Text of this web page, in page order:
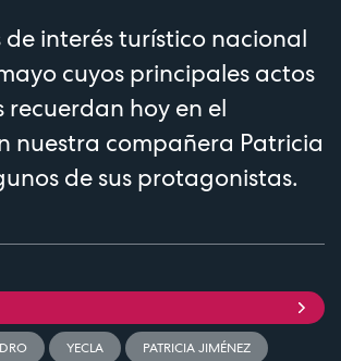
de interés turístico nacional
cuyos principales actos
recuerdan hoy en el
nuestra compañera Patricia
de sus protagonistas.
YECLA PATRICIA JIMÉNEZ